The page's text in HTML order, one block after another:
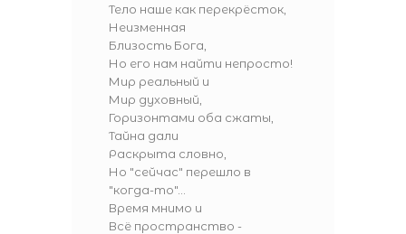
Тело наше как перекрёсток,
Неизменная
Близость Бога,
Но его нам найти непросто!
Мир реальный и
Мир духовный,
Горизонтами оба сжаты,
Тайна дали
Раскрыта словно,
Но "сейчас" перешло в
"когда-то"...
Время мнимо и
Всё пространство -